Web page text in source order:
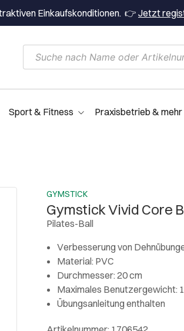
Einkaufskonditionen. 👉Jetzt
Sport & Fitness Praxisbetrieb & mehr
GYMSTICK
Gymstick Vivid Core
Pilates-Ball
Verbesserung von
Material: PVC
Durchmesser: 20 cm
Maximales Benutzergewicht:
Übungsanleitung enthalten